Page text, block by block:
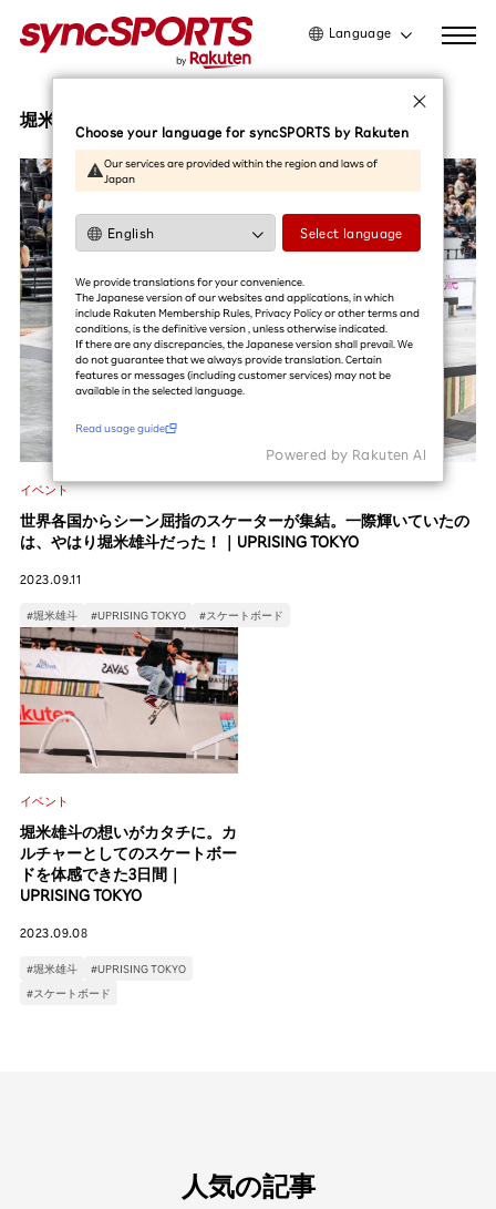
Language
日本語
简体中文
堀米雄斗
イベント
世界各国からシーン屈指のスケーターが集結。一際輝いていたの
は、やはり堀米雄斗だった！｜UPRISING TOKYO
2023.09.11
#堀米雄斗 #UPRISING TOKYO #スケートボード
イベント
堀米雄斗の想いがカタチに。カ
ルチャーとしてのスケートボー
ドを体感できた3日間｜
UPRISING TOKYO
2023.09.08
#堀米雄斗
#UPRISING TOKYO
#スケートボード
人気の記事
Choose your language for syncSPORTS by Rakuten
Our services are provided within the region and laws of
Japan
Select language
We provide translations for your convenience.
The Japanese version of our websites and applications, in which
include Rakuten Membership Rules, Privacy Policy or other terms and
conditions, is the definitive version , unless otherwise indicated.
If there are any discrepancies, the Japanese version shall prevail. We
do not guarantee that we always provide translation. Certain
features or messages (including customer services) may not be
available in the selected language.​
Read usage guide
Powered by Rakuten Al
利用ガイドを読む